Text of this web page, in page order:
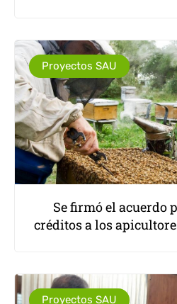
Proyectos SAU
Se firmó el acuerdo
créditos a los
Proyectos SAU